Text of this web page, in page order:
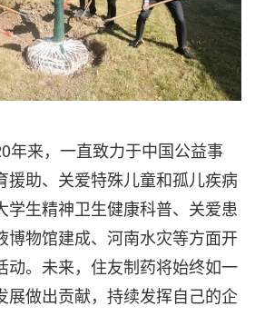
年来，一直致力于中国公益事
援助、关爱特殊儿童和孤儿疾病
学生精神卫生健康科普、关爱患
博物馆建成、河南水灾等方面开
动。未来，住友制药将始终如一
展做出贡献，持续发挥自己的企